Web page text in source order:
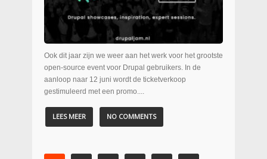
Ook dit jaar zijn we weer aan het werk voor het grootste
open-source event voor Drupal gebruikers. In de
aanloop naar 12 juni wordt de ticketverkoop
gestimuleerd met een promo....
LEES MEER NO COMMENTS